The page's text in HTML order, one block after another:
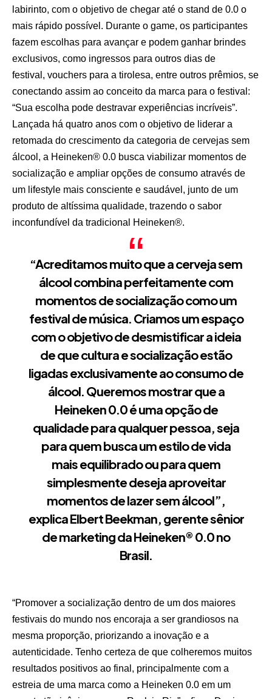
labirinto, com o objetivo de chegar até o stand de 0.0 o
mais rápido possível. Durante o game, os participantes
fazem escolhas para avançar e podem ganhar brindes
exclusivos, como ingressos para outros dias de
festival, vouchers para a tirolesa, entre outros prêmios, se
conectando assim ao conceito da marca para o festival:
“Sua escolha pode destravar experiências incríveis”.
Lançada há quatro anos com o objetivo de liderar a
retomada do crescimento da categoria de cervejas sem
álcool, a Heineken® 0.0 busca viabilizar momentos de
socialização e ampliar opções de consumo através de
um lifestyle mais consciente e saudável, junto de um
produto de altíssima qualidade, trazendo o sabor
inconfundível da tradicional Heineken®.
“Acreditamos muito que a cerveja sem
álcool combina perfeitamente com
momentos de socialização como um
festival de música. Criamos um espaço
com o objetivo de desmistificar a ideia
de que cultura e socialização estão
ligadas exclusivamente ao consumo de
álcool. Queremos mostrar que a
Heineken 0.0 é uma opção de
qualidade para qualquer pessoa, seja
para quem busca um estilo de vida
mais equilibrado ou para quem
simplesmente deseja aproveitar
momentos de lazer sem álcool”,
explica Elbert Beekman, gerente sênior
de marketing da Heineken® 0.0 no
Brasil.
“Promover a socialização dentro de um dos maiores
festivais do mundo nos encoraja a ser grandiosos na
mesma proporção, priorizando a inovação e a
autenticidade. Tenho certeza de que colheremos muitos
resultados positivos ao final, principalmente com a
estreia de uma marca como a Heineken 0.0 em um